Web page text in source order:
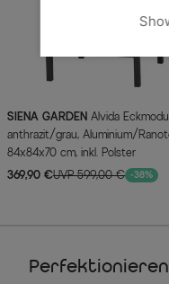
SIENA GARDEN
anthrazit/grau, Aluminium/
84x84x70 cm, inkl. Polster
369,90 €UVP 599,00 € -38%